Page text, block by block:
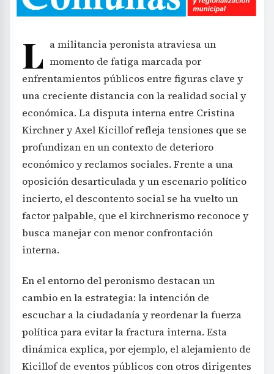
L a militancia peronista atraviesa un
momento de fatiga marcada por
enfrentamientos públicos entre figuras clave y
una creciente distancia con la realidad social y
económica. La disputa interna entre Cristina
Kirchner y Axel Kicillof refleja tensiones que se
profundizan en un contexto de deterioro
económico y reclamos sociales. Frente a una
oposición desarticulada y un escenario político
incierto, el descontento social se ha vuelto un
factor palpable, que el kirchnerismo reconoce y
busca manejar con menor confrontación
interna.
En el entorno del peronismo destacan un
cambio en la estrategia: la intención de
escuchar a la ciudadanía y reordenar la fuerza
política para evitar la fractura interna. Esta
dinámica explica, por ejemplo, el alejamiento de
Kicillof de eventos públicos con otros dirigentes